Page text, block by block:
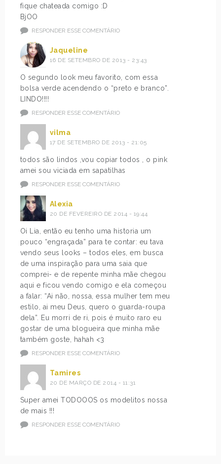
fique chateada comigo :D
BjOO
RESPONDER ESSE COMENTÁRIO
Jaqueline
16 DE SETEMBRO DE 2013 - 23:43
O segundo look meu favorito, com essa
bolsa verde acendendo o “preto e branco”.
LINDO!!!!
RESPONDER ESSE COMENTÁRIO
vilma
17 DE SETEMBRO DE 2013 - 21:05
todos são lindos ,vou copiar todos , o pink
amei sou viciada em sapatilhas
RESPONDER ESSE COMENTÁRIO
Alexia
20 DE FEVEREIRO DE 2014 - 19:44
Oi Lia, então eu tenho uma historia um
pouco “engraçada” para te contar: eu tava
vendo seus looks – todos eles, em busca
de uma inspiração para uma saia que
comprei- e de repente minha mãe chegou
aqui e ficou vendo comigo e ela começou
a falar: “Ai não, nossa, essa mulher tem meu
estilo, ai meu Deus, quero o guarda-roupa
dela”. Eu morri de ri, pois é muito raro eu
gostar de uma blogueira que minha mãe
também goste, hahah <3
RESPONDER ESSE COMENTÁRIO
Tamires
20 DE MARÇO DE 2014 - 11:31
Super amei TODOOOS os modelitos nossa
de mais !!!
RESPONDER ESSE COMENTÁRIO